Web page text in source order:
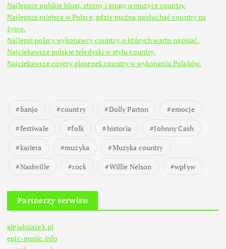
Najlepsze polskie blogi, strony i grupy o muzyce country.
Najlepsze miejsca w Polsce, gdzie można posłuchać country na
żywo.
Najlepsi polscy wykonawcy country, o których warto napisać.
Najciekawsze polskie teledyski w stylu country.
Najciekawsze covery piosenek country w wykonaniu Polaków.
banjo country Dolly Parton
emocje
festiwale
folk historia
Johnny Cash
kariera
muzyka
Muzyka country
Nashville
rock Willie Nelson wpływ
Partnerzy serwisu
alejaksiazek.pl
epic-music.info